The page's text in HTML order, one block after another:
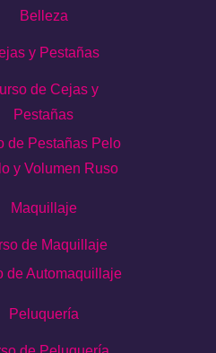
Belleza
y Pestañas
de Cejas y
Pestañas
de Pestañas Pelo
y Volumen Ruso
Maquillaje
de Maquillaje
de Automaquillaje
Peluquería